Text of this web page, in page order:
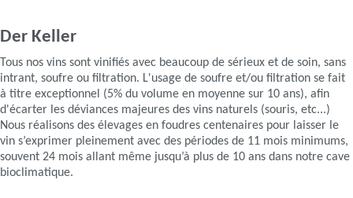
Der Keller
Tous nos vins sont vinifiés avec beaucoup de sérieux et de soin, sans
intrant, soufre ou filtration. L'usage de soufre et/ou filtration se fait
à titre exceptionnel (5% du volume en moyenne sur 10 ans), afin
d'écarter les déviances majeures des vins naturels (souris, etc...)
Nous réalisons des élevages en foudres centenaires pour laisser le
vin s’exprimer pleinement avec des périodes de 11 mois minimums,
souvent 24 mois allant même jusqu’à plus de 10 ans dans notre cave
bioclimatique.